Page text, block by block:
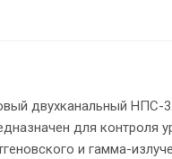
двухканальный НПС-
для контроля
и гамма-